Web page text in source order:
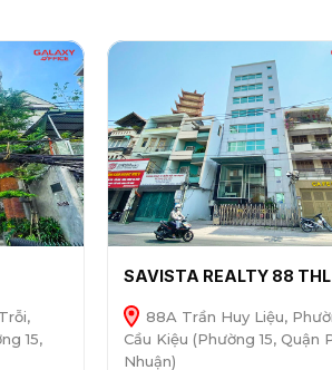
15,
SAVISTA REALTY 88 THL
88A Trần Huy Liệu,
Cầu Kiệu (Phường 15, Quận
Nhuận)